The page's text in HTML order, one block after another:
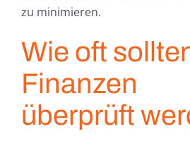
zu minimieren.
Wie oft
Finanzen
überprüft